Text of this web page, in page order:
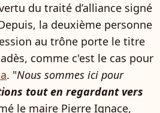
du traité d’alliance signé
la deuxième personne
au trône porte le titre
comme c'est le cas pour
. "Nous sommes ici pour
tout en regardant vers
le maire Pierre Ignace,